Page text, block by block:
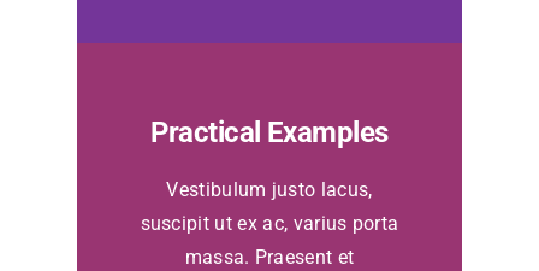
Practical Examples
Vestibulum justo lacus,
suscipit ut ex ac, varius porta
massa. Praesent et